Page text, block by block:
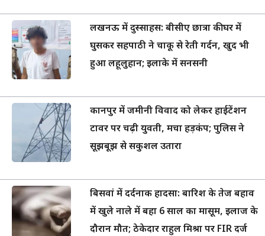
लखनऊ में दुस्साहस: बीसीए छात्रा की घर में
घुसकर सहपाठी ने चाकू से रेती गर्दन, खुद भी
हुआ लहूलुहान; इलाके में सनसनी
कानपुर में जमीनी विवाद को लेकर हाईटेंशन
टावर पर चढ़ी युवती, मचा हड़कंप; पुलिस ने
सूझबूझ से सकुशल उतारा
बिसवां में दर्दनाक हादसा: बारिश के तेज बहाव
में खुले नाले में बहा 6 साल का मासूम, इलाज के
दौरान मौत; ठेकेदार राहुल मिश्रा पर FIR दर्ज